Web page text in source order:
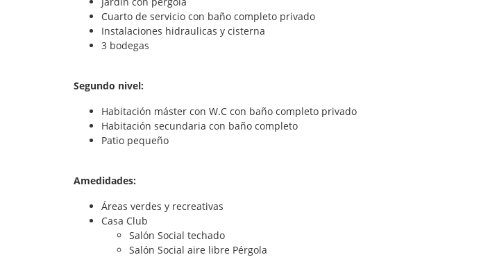
Cuarto de servicio con baño completo privado
Instalaciones hidraulicas y cisterna
3 bodegas
Segundo nivel:
Habitación máster con W.C con baño completo privado
Habitación secundaria con baño completo
Patio pequeño
Amedidades:
Áreas verdes y recreativas
Casa Club
Salón Social techado
Salón Social aire libre Pérgola